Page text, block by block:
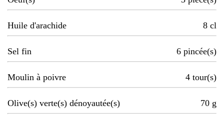
Huile d'arachide 8 cl
Sel fin 6 pincée(s)
Moulin à poivre 4 tour(s)
Olive(s) verte(s) dénoyautée(s) 70 g